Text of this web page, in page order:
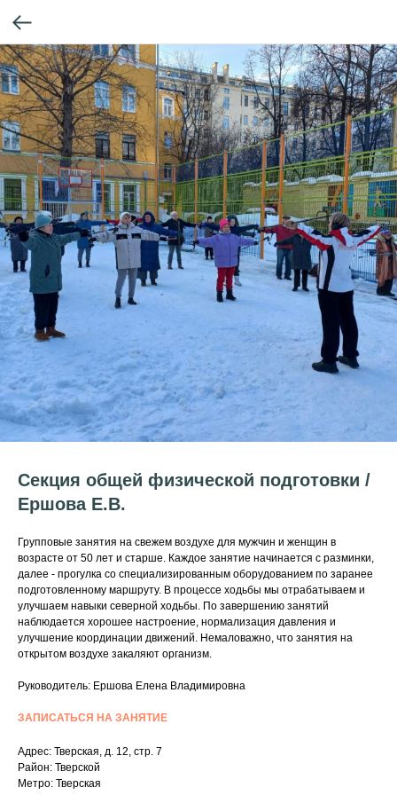
Секция общей физической подготовки /
Ершова Е.В.
Групповые занятия на свежем воздухе для мужчин и женщин в
возрасте от 50 лет и старше. Каждое занятие начинается с разминки,
далее - прогулка со специализированным оборудованием по заранее
подготовленному маршруту. В процессе ходьбы мы отрабатываем и
улучшаем навыки северной ходьбы. По завершению занятий
наблюдается хорошее настроение, нормализация давления и
улучшение координации движений. Немаловажно, что занятия на
открытом воздухе закаляют организм.
Руководитель: Ершова Елена Владимировна
ЗАПИСАТЬСЯ НА ЗАНЯТИЕ
Адрес: Тверская, д. 12, стр. 7
Район: Тверской
Метро: Тверская